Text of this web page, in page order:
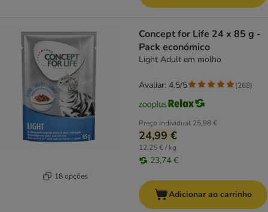
18 opções
Concept for Life 24 x 85 g -
Pack económico
Light Adult em molho
Preço individual 25,98 €
24,99 €
12,25 € / kg
23,74 €
Avaliar: 4.5/5 (268)
Adicionar ao carrinho